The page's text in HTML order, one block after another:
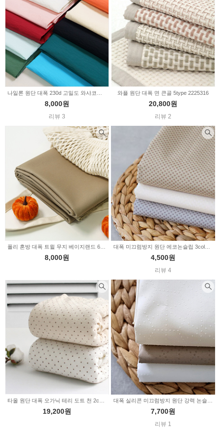
8,000원
리뷰 3
와플 원단 대폭 면 큰골 5type 2225316
20,800원
리뷰 2
8,000원 4,500원
리뷰 4
19,200원 7,700원
리뷰 1